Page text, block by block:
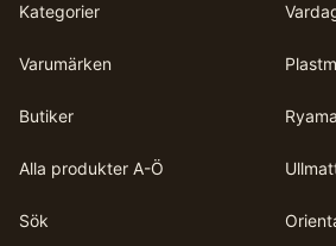
Kategorier
Varumärken
Butiker
Alla produkter A-Ö
Sök